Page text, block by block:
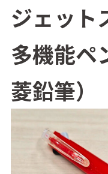
ジェット
多機能
菱鉛筆）